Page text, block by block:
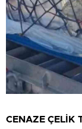
CENAZE ÇELİK